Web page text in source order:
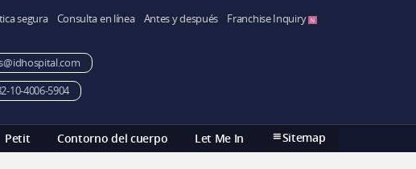
segura Consulta en línea Antes y después Franchise Inquiry
Petit Contorno del cuerpo Let Me In Sitemap
10-4006-5904